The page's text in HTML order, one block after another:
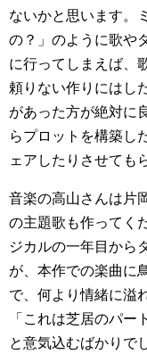
ないかと思います。
の？」のように歌や
に行ってしまえば、
頼りない作りにはし
があった方が絶対に
らプロットを構築し
ェアしたりさせても
音楽の高山さんは片
の主題歌も作ってく
ジカルの一年目から
が、本作での楽曲に
で、何より情緒に溢
「これは芝居のパー
と意気込むばかりで